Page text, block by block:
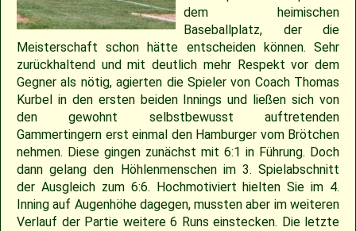
dem heimischen
Baseballplatz, der die
Meisterschaft schon hätte entscheiden können. Sehr
zurückhaltend und mit deutlich mehr Respekt vor dem
Gegner als nötig, agierten die Spieler von Coach Thomas
Kurbel in den ersten beiden Innings und ließen sich von
den gewohnt selbstbewusst auftretenden
Gammertingern erst einmal den Hamburger vom Brötchen
nehmen. Diese gingen zunächst mit 6:1 in Führung. Doch
dann gelang den Höhlenmenschen im 3. Spielabschnitt
der Ausgleich zum 6:6. Hochmotiviert hielten Sie im 4.
Inning auf Augenhöhe dagegen, mussten aber im weiteren
Verlauf der Partie weitere 6 Runs einstecken. Die letzte
2018
2017
2016
2015
2014
2013
22.04.2023 – Cavemen 2 vs Ulm Falcons
30.04.2022 – Softballspieltag 30.05.2019 – Jugendspiel in Ravensburg
11.05.2019 – Jugendspiel in Reutlingen
05.05.2019 – Landesligaspiel gegen die Ladenburg Romans
01.05.2019 – Pokalspiel gegen Ellwangen
27.04.2019 – Jugendspiel in Gammertingen
14.06.2017 – Pfingstturnier Steinheim 2017
25.05.2017 – Jugendspiel gegen Herrenberg
21.05.2017 – Spiel gegen Neuenburg
13.05.2017 – Jugendspiel in Herrenberg
06.05.2017 – Jugendspiel in Sindelfingen
08.04.2017 – Pokalauftakt gegen die Freiburg Knights
26./27.05.2012 – 25. Pfingstturnier in Steinheim
29.04.2012 – Landesliga Bretten Kangaroos vs. Cavemen
15.04.2012 – Jugend Cavemen vs. Gammertingen
03.07.2011 – Softball-Landesligaspiel Cavemen vs. Nagold Mohawks
11./12.06.2011 – Jubiläumsturnier 25 Jahre Red Phantoms Steinheim
01.05.2011 – Landesligaspiel Cavemen vs. Bad Mergentheim Warriors
10.04.2011 – Pokelspiel Cavemen vs. Karlsruhe Cougars
Sponsoring
Saison 2019
Saison 2018
Saison 2017
Saison 2016
Saison 2015
Saison 2014
Jugend Landesliga I 2025
Slowpitch Softball RNL 2025
Spielberichte 2025
Cavemen-News 2025
Jugend Landesliga III 2024
Slowpitch Softball RNL 2024
Spielberichte 2024
Cavemen-News 2024
Jugend Landesliga III 2023
Spielberichte 2023
Cavemen-News 2023
Spielberichte 2022
Cavemen-News 2022
Cavemen-News 2013
Spielberichte 2012
Cavemen-News 2012